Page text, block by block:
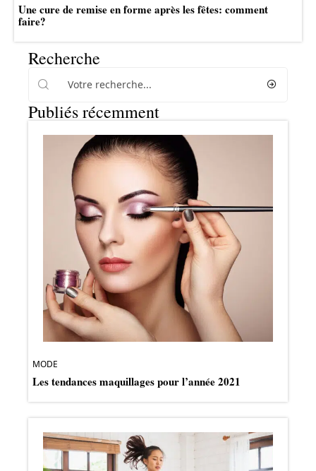
Une cure de remise en forme après les fêtes: comment
faire?
Recherche
Publiés récemment
MODE
Les tendances maquillages pour l’année 2021